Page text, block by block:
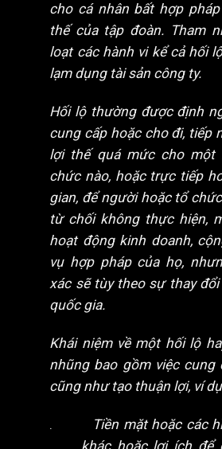
cho cá nhân bất hợp
thế của tập đoàn. Tham
loạt các hành vi kể cả hối
lạm dụng tài sản công ty.
Hối lộ thường được định
cung cấp hoặc cho đi, tiếp
lợi thế quá mức cho một
chức nào, hoặc trực tiếp
gian, để người hoặc tổ
từ chối không thực hiện,
hoạt động kinh doanh,
vụ hợp pháp của họ,
xác sẽ tùy theo sự thay
quốc gia.
Khái niệm về một hối lộ
nhũng bao gồm việc cung
cũng như tạo thuận lợi, ví
.
Tiền mặt hoặc các
khác hoặc lợi ích để